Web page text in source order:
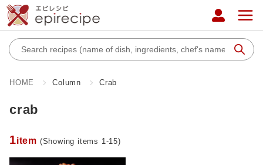
HOME Column Crab
crab
1item (Showing items 1-15)